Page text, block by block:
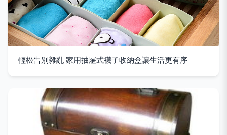
輕松告別雜亂 家用抽屜式襪子收納盒讓生活更有序